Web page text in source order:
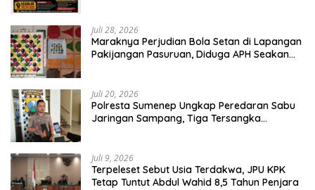
Juli 28, 2026
Maraknya Perjudian Bola Setan di Lapangan
Pakijangan Pasuruan, Diduga APH Seakan
Juli 20, 2026
Polresta Sumenep Ungkap Peredaran Sabu
Jaringan Sampang, Tiga Tersangka
Juli 9, 2026
Terpeleset Sebut Usia Terdakwa, JPU KPK
Tetap Tuntut Abdul Wahid 8,5 Tahun Penjara